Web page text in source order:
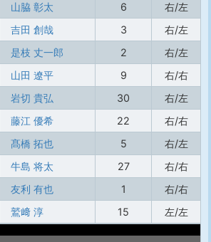
山脇 彰太 6
右/左
吉田 創哉 3
右/左
是枝 丈一郎 2
右/左
山田 遼平 9
右/右
岩切 貴弘 30
右/左
藤江 優希 22
右/右
髙橋 拓也 5
右/左
牛島 将太 27
右/右
友利 有也 1
右/右
鷲﨑 淳 15
左/左